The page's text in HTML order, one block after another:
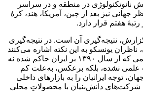
نانوتکنولوژی در منطقه و در سراسر
جهانی نیز بعد از چین، آمریکا، هند، کرۀ
هفتم قرار دارد.
نتیجه‌گیری آن است. در نتیجه‌گیری
یونسکو به این نکته اشاره می‌کنند
که نظام وحشتناکِ تحریمی که از سال ۱۳۹۰ بر ایران حاکم شده نه
علمی نشده، بلکه برعکس، به‌علت کم
توجه ایرانیان را به بازارهای داخلی
دانش‌بنیان با محصولاتِ محلی